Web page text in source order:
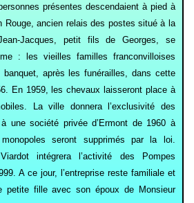
présentes descendaient à pied à
Rouge, ancien relais des postes situé à la
Jacques, petit fils de Georges, se
: les vieilles familles franconvilloises
banquet, après les funérailles, dans cette
En 1959, les chevaux laisseront place à
La ville donnera l’exclusivité des
une société privée d’Ermont de 1960 à
seront supprimés par la loi.
intégrera l’activité des Pompes
A ce jour, l’entreprise reste familiale et
petite fille avec son époux de Monsieur